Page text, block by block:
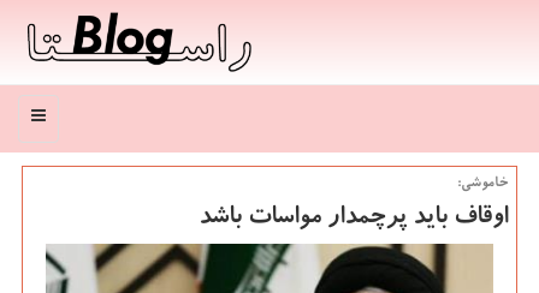
منو
خاموشی:
اوقاف باید پرچمدار مواسات باشد